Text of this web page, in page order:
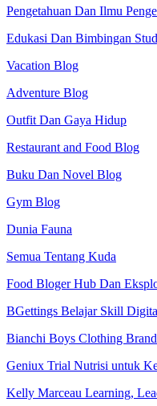
Pengetahuan Dan Ilmu
Edukasi Dan Bimbingan
Vacation Blog
Adventure Blog
Outfit Dan Gaya Hidup
Restaurant and Food Blog
Buku Dan Novel Blog
Gym Blog
Dunia Fauna
Semua Tentang Kuda
Food Bloger Hub Dan
BGettings Belajar Skill
Bianchi Boys Clothing
Geniux Trial Nutrisi untuk
Kelly Marceau Learning,